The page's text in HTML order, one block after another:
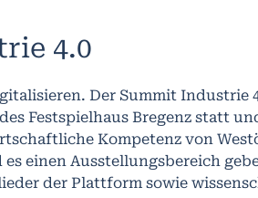
4.0
Der Summit Industrie
Festspielhaus Bregenz statt
Kompetenz von
einen Ausstellungsbereich
der Plattform sowie